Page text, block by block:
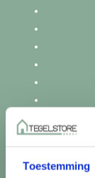
Toestemming